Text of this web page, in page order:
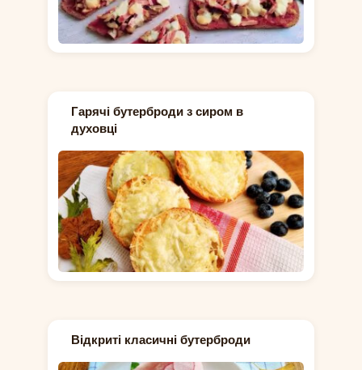
Гарячі бутерброди з сиром в
духовці
Відкриті класичні бутерброди